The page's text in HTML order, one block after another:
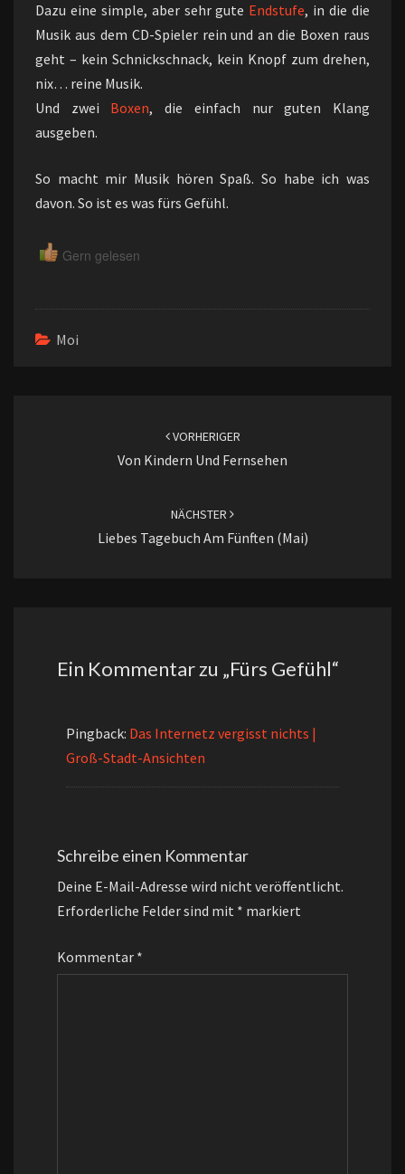
Dazu eine simple, aber sehr gute Endstufe, in die die
Musik aus dem CD-Spieler rein und an die Boxen raus
geht – kein Schnickschnack, kein Knopf zum drehen,
nix… reine Musik.
Und zwei Boxen, die einfach nur guten Klang
ausgeben.
So macht mir Musik hören Spaß. So habe ich was
davon. So ist es was fürs Gefühl.
Gern gelesen
Moi
VORHERIGER
Von Kindern Und Fernsehen
NÄCHSTER
Liebes Tagebuch Am Fünften (Mai)
Ein Kommentar zu „Fürs Gefühl“
Pingback: Das Internetz vergisst nichts |
Groß-Stadt-Ansichten
Schreibe einen Kommentar
Deine E-Mail-Adresse wird nicht veröffentlicht.
Erforderliche Felder sind mit * markiert
Kommentar *